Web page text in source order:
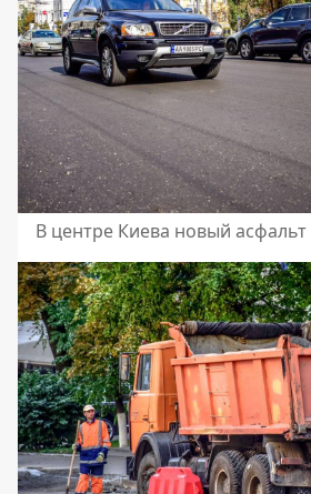
В центре Киева новый асфальт